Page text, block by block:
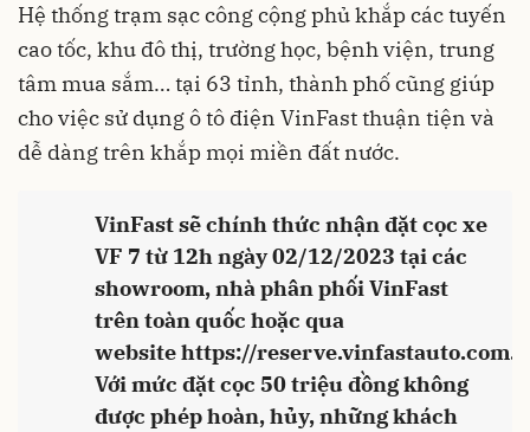
Hệ thống trạm sạc công cộng phủ khắp các tuyến
cao tốc, khu đô thị, trường học, bệnh viện, trung
tâm mua sắm… tại 63 tỉnh, thành phố cũng giúp
cho việc sử dụng ô tô điện VinFast thuận tiện và
dễ dàng trên khắp mọi miền đất nước.
VinFast sẽ chính thức nhận đặt cọc xe
VF 7 từ 12h ngày 02/12/2023 tại các
showroom, nhà phân phối VinFast
trên toàn quốc hoặc qua
websitehttps://reserve.vinfastauto.com.
Với mức đặt cọc 50 triệu đồng không
được phép hoàn, hủy, những khách